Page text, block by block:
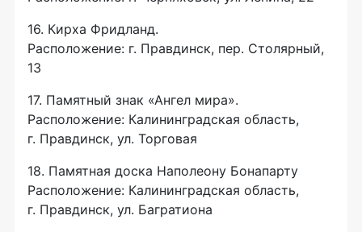
16. Кирха Фридланд.
Расположение: г. Правдинск, пер. Столярный,
13
17. Памятный знак «Ангел мира».
Расположение: Калининградская область,
г. Правдинск, ул. Торговая
18. Памятная доска Наполеону Бонапарту
Расположение: Калининградская область,
г. Правдинск, ул. Багратиона